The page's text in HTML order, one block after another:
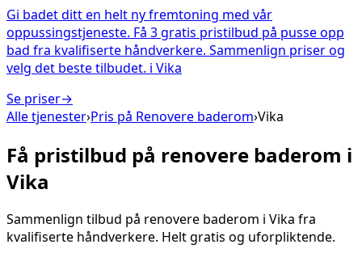
Gi badet ditt en helt ny fremtoning med vår
oppussingstjeneste. Få 3 gratis pristilbud på pusse opp
bad fra kvalifiserte håndverkere. Sammenlign priser og
velg det beste tilbudet. i Vika
Se priser→
Alle tjenester›Pris på Renovere baderom›Vika
Få pristilbud på renovere baderom i
Vika
Sammenlign tilbud på renovere baderom i Vika fra
kvalifiserte håndverkere. Helt gratis og uforpliktende.